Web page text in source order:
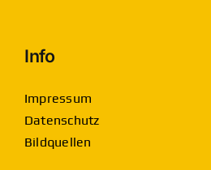
Info
Impressum
Datenschutz
Bildquellen